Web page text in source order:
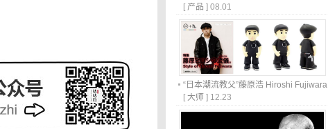
[ 产品 ] 08.01
“日本潮流教父”藤原浩 Hiroshi Fujiwara
[ 大师 ] 12.23